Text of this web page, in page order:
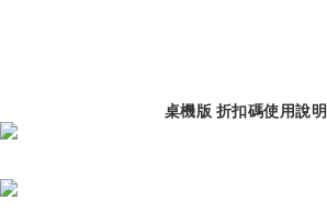
桌機版 折扣碼使用說明